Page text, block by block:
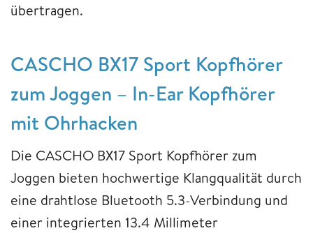
übertragen.
CASCHO BX17 Sport Kopfhörer
zum Joggen – In-Ear Kopfhörer
mit Ohrhacken
Die CASCHO BX17 Sport Kopfhörer zum
Joggen bieten hochwertige Klangqualität durch
eine drahtlose Bluetooth 5.3-Verbindung und
einer integrierten 13.4 Millimeter